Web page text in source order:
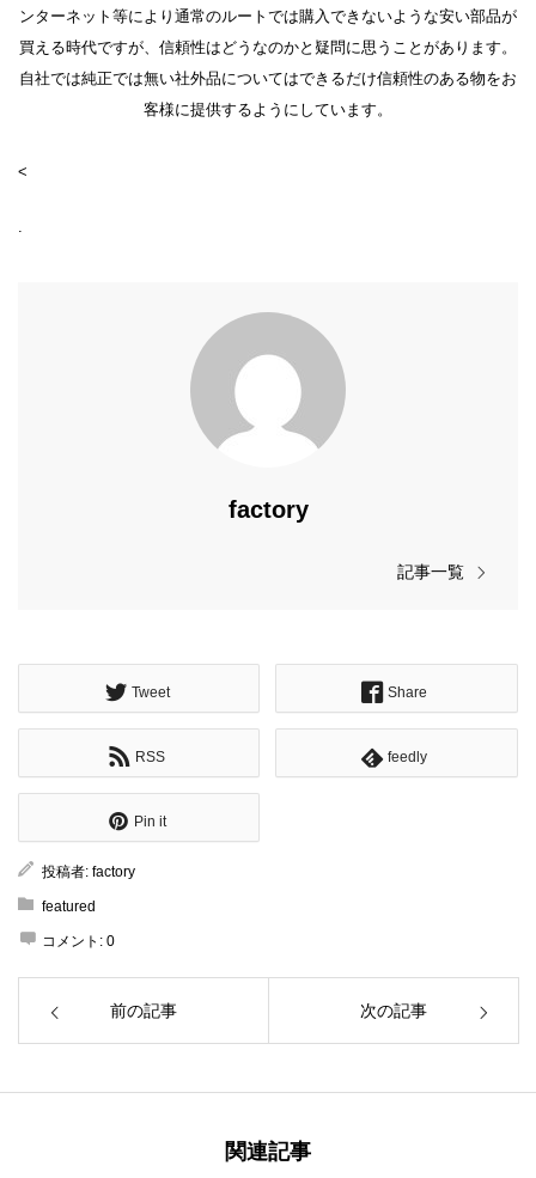
ンターネット等により通常のルートでは購入できないような安い部品が
買える時代ですが、信頼性はどうなのかと疑問に思うことがあります。
自社では純正では無い社外品についてはできるだけ信頼性のある物をお
客様に提供するようにしています。
<
.
factory
記事一覧
Tweet Share
RSS feedly
Pin it
投稿者: factory
featured
コメント: 0
前の記事 次の記事
関連記事